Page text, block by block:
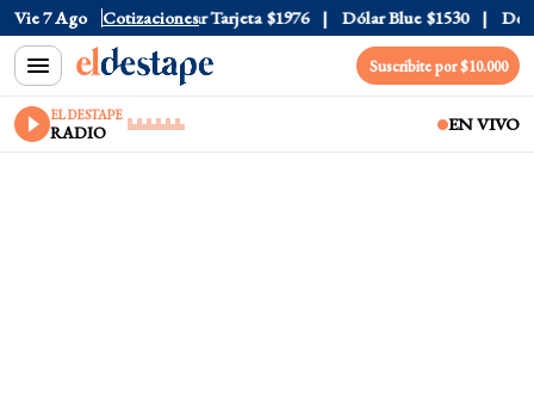
Vie 7 Ago Cotizaciones
Oficial $1520 Dólar Tarjeta $1976 Dólar Blue $1530 Dólar
Suscribite por $10.000
EL DESTAPE
RADIO EN VIVO